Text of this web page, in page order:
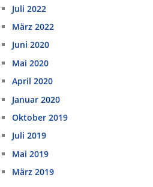
Juli 2022
März 2022
Juni 2020
Mai 2020
April 2020
Januar 2020
Oktober 2019
Juli 2019
Mai 2019
März 2019